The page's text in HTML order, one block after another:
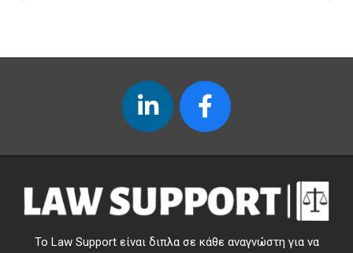
Το Law Support είναι διπλα σε κάθε αναγνώστη για να